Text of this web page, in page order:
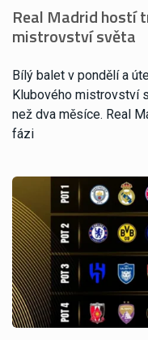
Real Madrid hostí
mistrovství světa
Bílý balet v pondělí a
Klubového mistrovství
než dva měsíce. Real
fázi